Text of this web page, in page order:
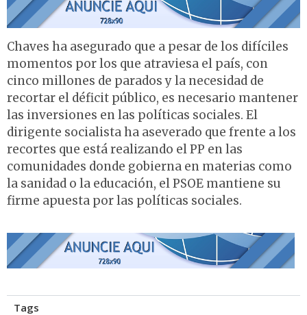
Chaves ha asegurado que a pesar de los difíciles
momentos por los que atraviesa el país, con
cinco millones de parados y la necesidad de
recortar el déficit público, es necesario mantener
las inversiones en las políticas sociales. El
dirigente socialista ha aseverado que frente a los
recortes que está realizando el PP en las
comunidades donde gobierna en materias como
la sanidad o la educación, el PSOE mantiene su
firme apuesta por las políticas sociales.
Tags